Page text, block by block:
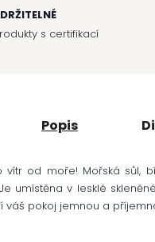
s certifikací
Popis
vítr od moře! Mořská sůl,
umístěna v lesklé
váš pokoj jemnou a